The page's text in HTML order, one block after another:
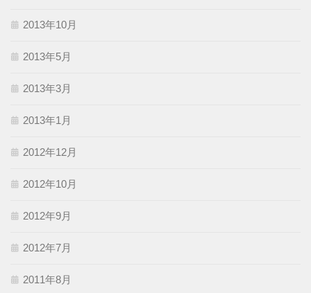
2013年10月
2013年5月
2013年3月
2013年1月
2012年12月
2012年10月
2012年9月
2012年7月
2011年8月